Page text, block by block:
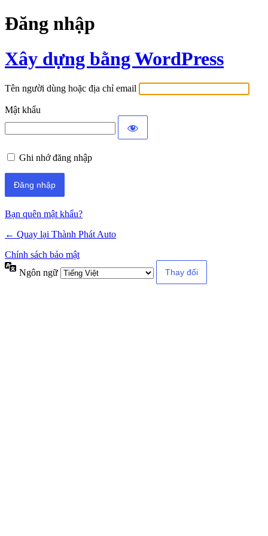
Đăng nhập
Xây dựng bằng WordPress
Tên người dùng hoặc địa chỉ email
Mật khẩu
Ghi nhớ đăng nhập
Bạn quên mật khẩu?
← Quay lại Thành Phát Auto
Chính sách bảo mật
Ngôn ngữ